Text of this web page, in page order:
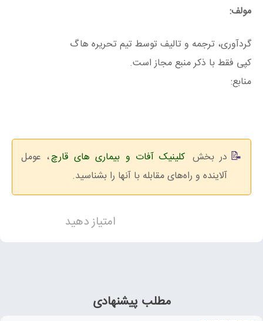
مولف:
گردآوری، ترجمه و تالیف توسط تیم تحریره هاگ
کپی فقط با ذکر منبع مجاز است.
منابع:
در بخش کلینیک آفات و بیماری های قارچ، عومل
آلاینده و راه‌های مقابله با آنها را بشناسید.
امتیاز دهید
مطلب پیشنهادی